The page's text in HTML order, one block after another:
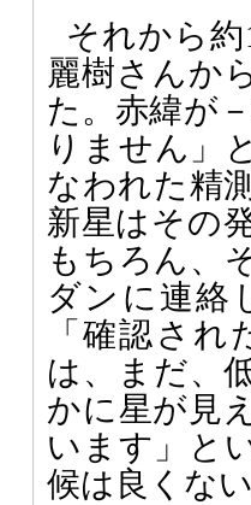
それから約
麗樹さんか
た。赤緯が
りません」
なわれた精
新星はその
もちろん、
ダンに連絡
「確認さ
は、まだ、
かに星が見
います」と
候は良くな